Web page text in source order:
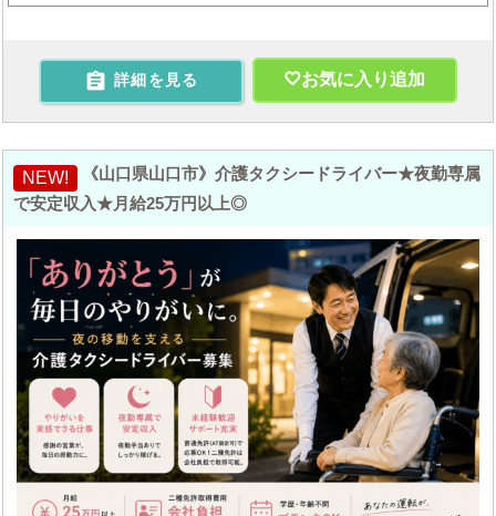
 詳細を見る お気に入り追加
NEW!
《山口県山口市》介護タクシードライバー★夜勤専属
で安定収入★月給25万円以上◎